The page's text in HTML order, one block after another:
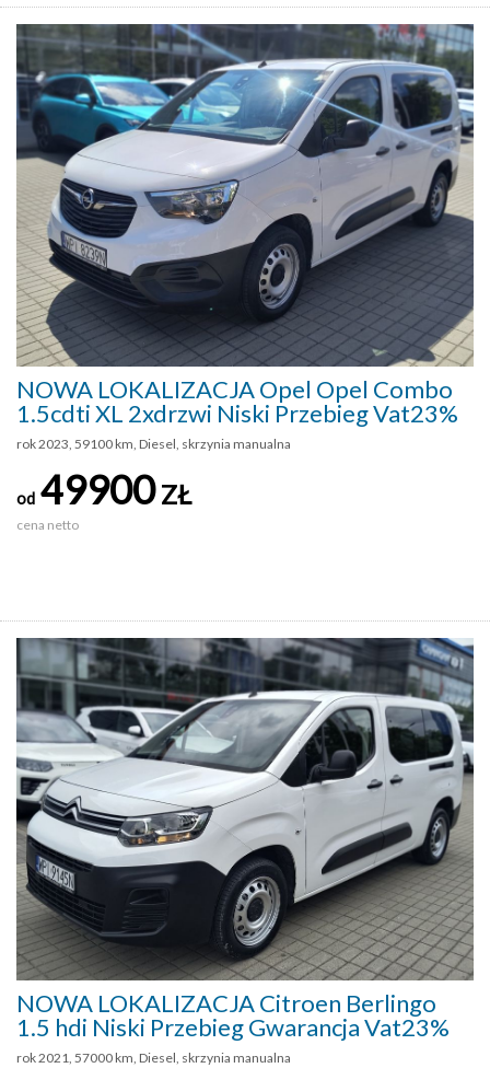
NOWA LOKALIZACJA Opel Opel Combo
1.5cdti XL 2xdrzwi Niski Przebieg Vat23%
rok 2023, 59100 km, Diesel, skrzynia manualna
od 49900ZŁ
cena netto
NOWA LOKALIZACJA Citroen Berlingo
1.5 hdi Niski Przebieg Gwarancja Vat23%
rok 2021, 57000 km, Diesel, skrzynia manualna